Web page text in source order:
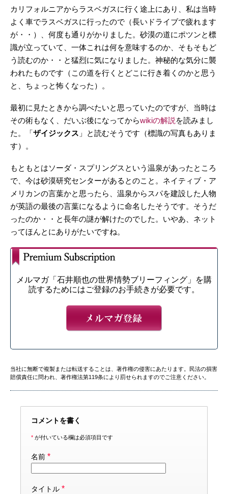
カリフォルニアからラスベガスに行く途上にあり、私は当時
よく車でラスベガスに行ったので（長いドライブで疲れます
が・・）、何度も通りがかりました。砂漠の道にポツンと標
識が立っていて、一体これは何を意味するのか、そもそもど
う読むのか・・と猛烈に気になりました。神秘的な気分に襲
われたものです（この道を行くとどこに行き着くのかと思う
と、ちょっと怖くなった）。
最初に見たときから調べたいと思っていたのですが、当時は
その術もなく、だいぶ後になってからwikiの解説 を読みまし
た。「ザイジックス 」と読むそうです（標識の写真もありま
す）。
もともとはソーダ・スプリングスという温泉があったところ
で、今は砂漠研究センターがあるとのこと。ネイティブ・ア
メリカンの言葉かと思ったら、温泉からスパを建設した人物
が英語の最後の言葉になるように命名したそうです。そうだ
ったのか・・と長年の謎が解けたのでした。いやあ、ネット
ってほんとにありがたいですね。
メルマガ「石井順也の世界情勢ブリーフィング」を購
読するためにはご登録のお手続きが必要です。
当社に無断で複製または転送することは、著作権の侵害にあたります。民法の損害
賠償責任に問われ、著作権法第119条により罰せられますのでご注意ください。
コメントを書く
* が付いている欄は必須項目です
名前 *
タイトル *